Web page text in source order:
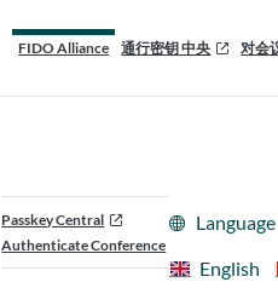
FIDO Alliance 通行密钥 中央 对会
Passkey Central
Authenticate Conference
Language
English